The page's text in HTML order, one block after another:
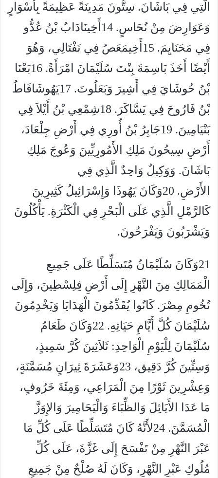
الَّتِي فِي بَاشَانَ. سِتُّونَ مَدِينَةً عَظِيمَةً بِأَسْوَارٍ
وَعَوَارِضَ مِنْ نُحَاسٍ. 14أَخِينَادَابُ بْنُ عُدُّو
فِي مَحَنَايِمَ. 15أَخِيمَعَصُ فِي نَفْتَالِي، وَهُوَ
أَيْضًا أَخَذَ بَاسِمَةَ بِنْتَ سُلَيْمَانَ امْرَأَةً. 16بَعْنَا
بْنُ حُوشَايَ فِي أَشِيرَ وَبَعَلُوتَ. 17يَهُوشَافَاطُ
بْنُ فَارُوحَ فِي يَسَّاكَرَ. 18شِمْعِي بْنُ أَيْلاَ فِي
بَنْيَامِينَ. 19جَابِرُ بْنُ أُورِي فِي أَرْضِ جِلْعَادَ،
أَرْضِ سِيحُونَ مَلِكِ الأَمُورِيِّينَ وَعُوجَ مَلِكِ
بَاشَانَ. وَوَكِيلٌ وَاحِدٌ الَّذِي فِي
الأَرْضِ. 20وَكَانَ يَهُوذَا وَإِسْرَائِيلُ كَثِيرِينَ
كَالرَّمْلِ الَّذِي عَلَى الْبَحْرِ فِي الْكَثْرَةِ. يَأْكُلُونَ
وَيَشْرَبُونَ وَيَفْرَحُونَ.
21وَكَانَ سُلَيْمَانُ مُتَسَلِّطًا عَلَى جَمِيعِ
الْمَمَالِكِ مِنَ النَّهْرِ إِلَى أَرْضِ فِلِسْطِينَ، وَإِلَى
تُخُومِ مِصْرَ. كَانُوا يُقَدِّمُونَ الْهَدَايَا وَيَخْدِمُونَ
سُلَيْمَانَ كُلَّ أَيَّامِ حَيَاتِهِ. 22وَكَانَ طَعَامُ
سُلَيْمَانَ لِلْيَوْمِ الْوَاحِدِ: ثَلاَثِينَ كُرَّ سَمِيذٍ،
وَسِتِّينَ كُرَّ دَقِيق، 23وَعَشَرَةَ ثِيرَانٍ مُسَمَّنَةٍ،
وَعِشْرِينَ ثَوْرًا مِنَ الْمَرَاعِي، وَمِئَةَ خَرُوفٍ،
مَا عَدَا الأَيَائِلَ وَالظِّبَاءَ وَالْيَحَامِيرَ وَالإِوَزَّ
الْمُسَمَّنَ. 24لأَنَّهُ كَانَ مُتَسَلِّطًا عَلَى كُلِّ مَا
عَبْرَ النَّهْرِ مِنْ تَفْسَحَ إِلَى غَزَّةَ، عَلَى كُلِّ
مُلُوكِ عَبْرِ النَّهْرِ، وَكَانَ لَهُ صُلْحٌ مِنْ جَمِيعِ